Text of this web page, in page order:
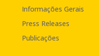
Informações Gerais
Press Releases
Publicações